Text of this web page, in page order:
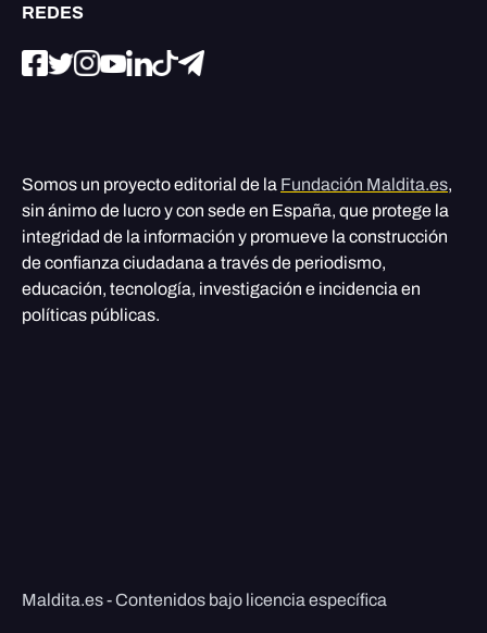
REDES
Somos un proyecto editorial de la Fundación Maldita.es,
sin ánimo de lucro y con sede en España, que protege la
integridad de la información y promueve la construcción
de confianza ciudadana a través de periodismo,
educación, tecnología, investigación e incidencia en
políticas públicas.
Maldita.es - Contenidos bajo licencia específica